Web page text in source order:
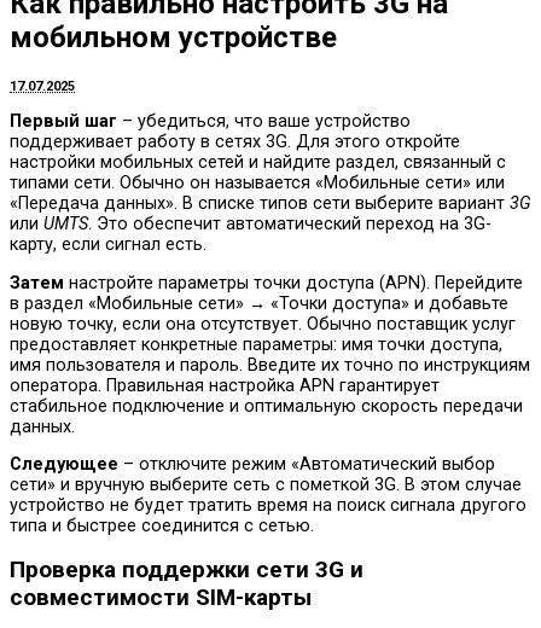
мобильном устройстве
17.07.2025
Первый шаг – убедиться, что ваше устройство
поддерживает работу в сетях 3G. Для этого откройте
настройки мобильных сетей и найдите раздел, связанный с
типами сети. Обычно он называется «Мобильные сети» или
«Передача данных». В списке типов сети выберите вариант 3G
или UMTS. Это обеспечит автоматический переход на 3G-
карту, если сигнал есть.
Затем настройте параметры точки доступа (APN). Перейдите
в раздел «Мобильные сети» → «Точки доступа» и добавьте
новую точку, если она отсутствует. Обычно поставщик услуг
предоставляет конкретные параметры: имя точки доступа,
имя пользователя и пароль. Введите их точно по инструкциям
оператора. Правильная настройка APN гарантирует
стабильное подключение и оптимальную скорость передачи
данных.
Следующее – отключите режим «Автоматический выбор
сети» и вручную выберите сеть с пометкой 3G. В этом случае
устройство не будет тратить время на поиск сигнала другого
типа и быстрее соединится с сетью.
Проверка поддержки сети 3G и
совместимости SIM-карты